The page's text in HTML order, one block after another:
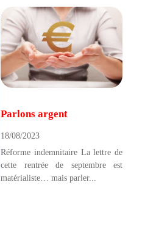
Parlons argent
18/08/2023
Réforme indemnitaire La lettre de
cette rentrée de septembre est
matérialiste… mais parler...